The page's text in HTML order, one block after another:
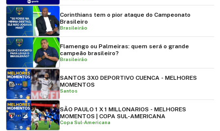
Corinthians tem o pior ataque do Campeonato
Brasileiro
Brasileirão
Flamengo ou Palmeiras: quem será o grande
campeão brasileiro?
Brasileirão
SANTOS 3X0 DEPORTIVO CUENCA - MELHORES
MOMENTOS
Santos
SÃO PAULO 1 X 1 MILLONARIOS - MELHORES
MOMENTOS | COPA SUL-AMERICANA
Copa Sul-Americana